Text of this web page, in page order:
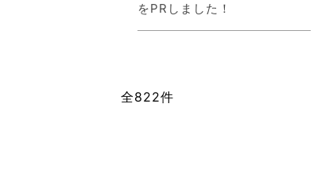
をPRしました！
全822件